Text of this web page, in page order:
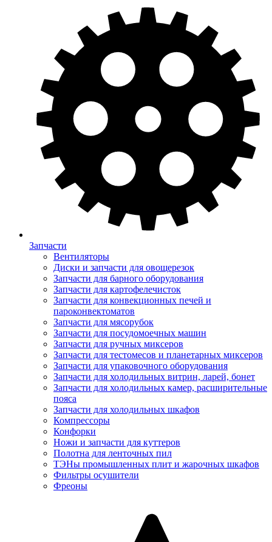
Запчасти
Вентиляторы
Диски и запчасти для овощерезок
Запчасти для барного оборудования
Запчасти для картофелечисток
Запчасти для конвекционных печей и
пароконвектоматов
Запчасти для мясорубок
Запчасти для посудомоечных машин
Запчасти для ручных миксеров
Запчасти для тестомесов и планетарных миксеров
Запчасти для упаковочного оборудования
Запчасти для холодильных витрин, ларей, бонет
Запчасти для холодильных камер, расширительные
пояса
Запчасти для холодильных шкафов
Компрессоры
Конфорки
Ножи и запчасти для куттеров
Полотна для ленточных пил
ТЭНы промышленных плит и жарочных шкафов
Фильтры осушители
Фреоны